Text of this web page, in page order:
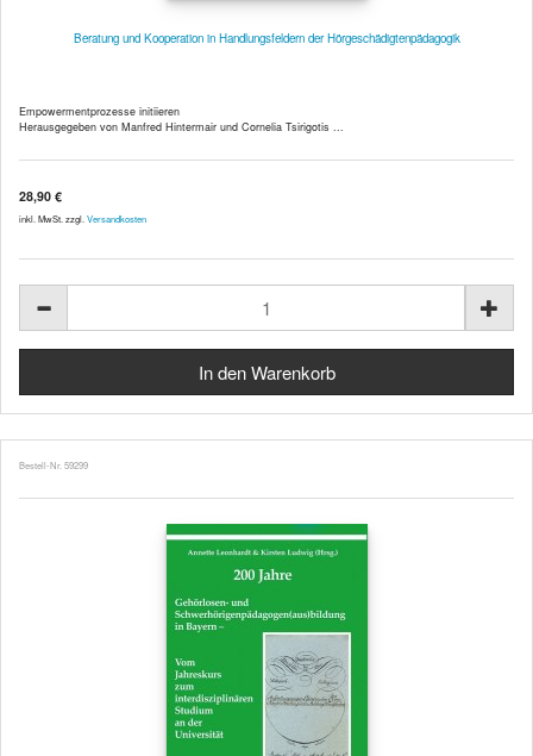
Beratung und Kooperation in Handlungsfeldern der Hörgeschädigtenpädagogik
Empowermentprozesse initiieren
Herausgegeben von Manfred Hintermair und Cornelia Tsirigotis ...
28,90 €
inkl. MwSt. zzgl. Versandkosten
Bestell-Nr. 59299